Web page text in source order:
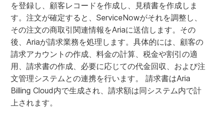
を登録し、顧客レコードを作成し、見積書を作成しま
す。注文が確定すると、ServiceNowがそれを調整し、
その注文の商取引関連情報をAriaに送信します。その
後、Ariaが請求業務を処理します。具体的には、顧客の
請求アカウントの作成、料金の計算、税金や割引の適
用、請求書の作成、必要に応じての代金回収、および注
文管理システムとの連携を行います。 請求書はAria
Billing Cloud内で生成され、請求額は同システム内で計
上されます。